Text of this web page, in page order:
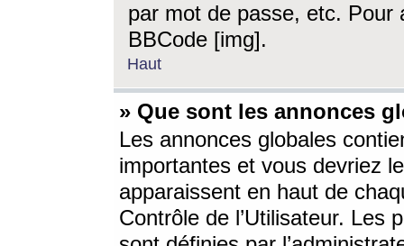
par mot de passe, etc. Pour
BBCode [img].
Haut
» Que sont les annonces
Les annonces globales
importantes et vous devriez
apparaissent en haut de
Contrôle de l’Utilisateur. Les